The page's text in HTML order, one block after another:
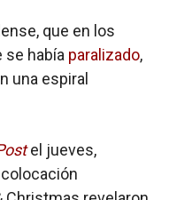
que en los
había paralizado,
una espiral
el jueves,